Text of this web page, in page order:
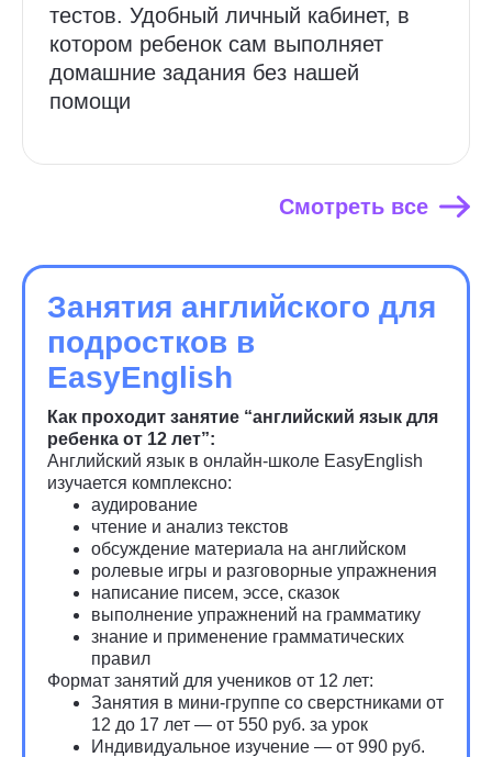
Смотреть все
тестов. Удобный личный кабинет, в
котором ребенок сам выполняет
домашние задания без нашей
помощи
Занятия английского для
подростков в
EasyEnglish
Как проходит занятие “английский язык для
ребенка от 12 лет”:
Английский язык в онлайн-школе EasyEnglish
изучается комплексно:
аудирование
чтение и анализ текстов
обсуждение материала на английском
ролевые игры и разговорные упражнения
написание писем, эссе, сказок
выполнение упражнений на грамматику
знание и применение грамматических
правил
Формат занятий для учеников от 12 лет:
Занятия в мини-группе со сверстниками от
12 до 17 лет — от 550 руб. за урок
Индивидуальное изучение — от 990 руб.